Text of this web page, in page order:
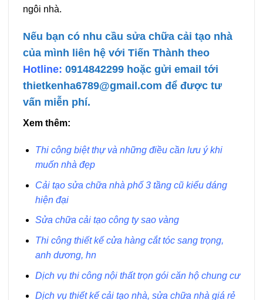
ngôi nhà.
Nếu bạn có nhu cầu sửa chữa cải tạo nhà
của mình liên hệ với Tiến Thành theo
Hotline: 0914842299 hoặc gửi email tới
thietkenha6789@gmail.com để được tư
vấn miễn phí.
Xem thêm:
Thi công biệt thự và những điều cần lưu ý khi
muốn nhà đẹp
Cải tạo sửa chữa nhà phố 3 tầng cũ kiểu dáng
hiện đại
Sửa chữa cải tạo công ty sao vàng
Thi công thiết kế cửa hàng cắt tóc sang trọng,
anh dương, hn
Dịch vụ thi công nội thất trọn gói căn hộ chung cư
Dịch vụ thiết kế cải tạo nhà, sửa chữa nhà giá rẻ